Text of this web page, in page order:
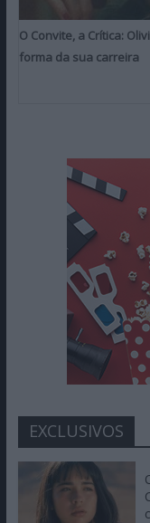
O Convite, a Crítica:
forma da sua carreira
EXCLUSIVOS